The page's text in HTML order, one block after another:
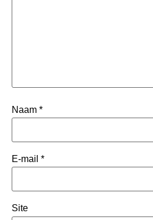
Naam *
E-mail *
Site